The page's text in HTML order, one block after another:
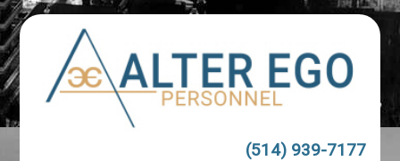
(514) 939-7177